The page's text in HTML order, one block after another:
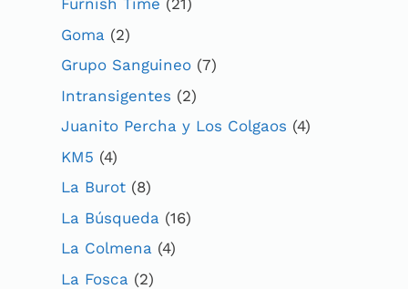
Furnish Time (21)
Goma (2)
Grupo Sanguineo (7)
Intransigentes (2)
Juanito Percha y Los Colgaos (4)
KM5 (4)
La Burot (8)
La Búsqueda (16)
La Colmena (4)
La Fosca (2)